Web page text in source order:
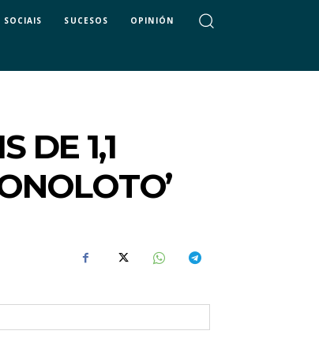
SOCIAIS SUCESOS OPINIÓN
DE 1,1